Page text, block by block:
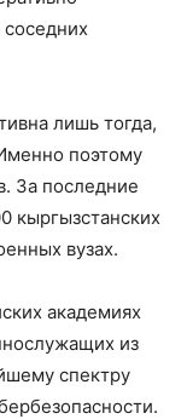
лишь тогда,
поэтому
За последние
кыргызстанских
вузах.
академиях
из
спектру